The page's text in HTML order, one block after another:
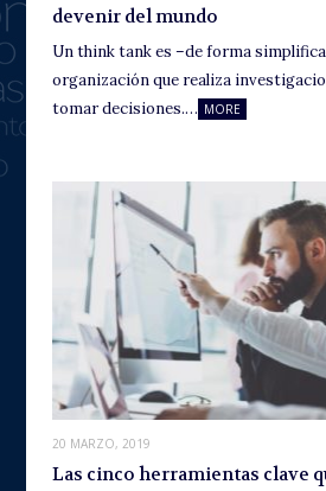
devenir del mundo
Un think tank es –de forma
organización que realiza
tomar decisiones.… MORE
20 MARZO, 2019
Las cinco herramientas clave